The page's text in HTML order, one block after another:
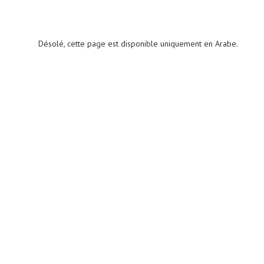
Désolé, cette page est disponible uniquement en Arabe.